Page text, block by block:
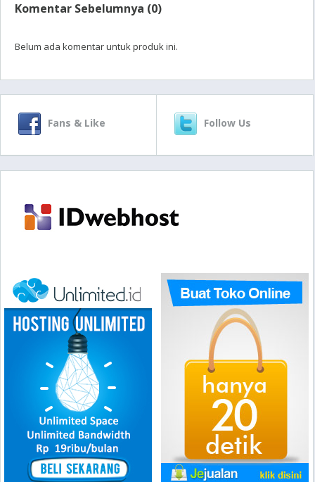
Komentar Sebelumnya (0)
Belum ada komentar untuk produk ini.
Fans & Like Follow Us